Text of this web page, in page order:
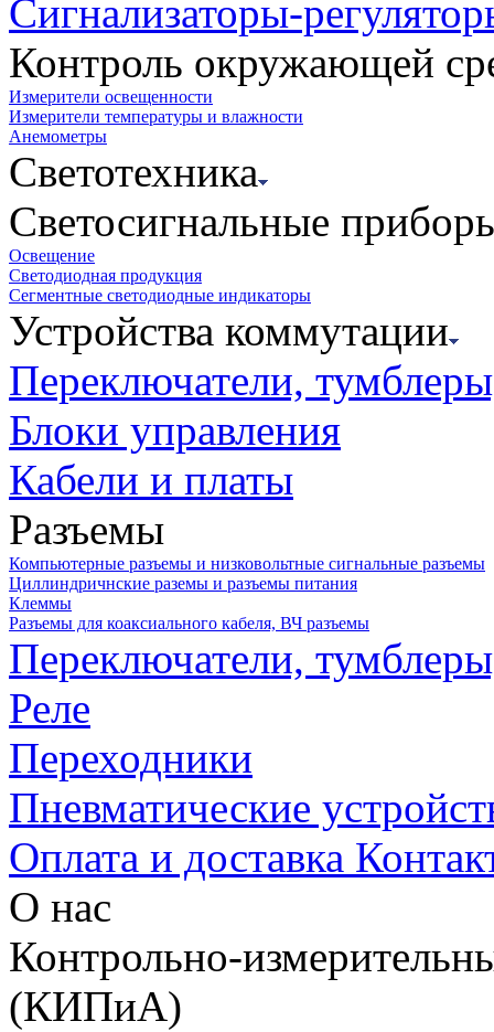
Сигнализаторы-
Контроль окружающей
Измерители освещенности
Измерители температуры и влажности
Анемометры
Светотехника
Светосигнальные
Освещение
Светодиодная продукция
Сегментные светодиодные индикаторы
Устройства коммутации
Переключатели,
Блоки управления
Кабели и платы
Разъемы
Компьютерные разъемы и низковольтные сигнальные разъемы
Циллиндричнские раземы и разъемы питания
Клеммы
Разъемы для коаксиального кабеля, ВЧ разъемы
Переключатели,
Реле
Переходники
Пневматические
Оплата и доставка
О нас
Контрольно-
(КИПиА)